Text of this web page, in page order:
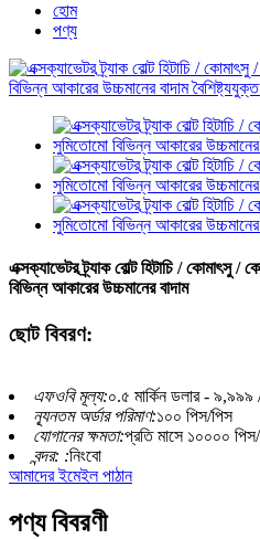
হোম
পণ্য
এক্সক্যাভেটর ট্র্যাক বোল্ট হিটাচি / কোমাৎসু
বিভিন্ন আকারের উচ্চমানের বাদাম
ছোট বিবরণ:
এফওবি মূল্য:০.৫ মার্কিন ডলার - ৯,৯৯৯
ন্যূনতম অর্ডার পরিমাণ:১০০ পিস/পিস
যোগানের ক্ষমতা:প্রতি মাসে ১০০০০
বন্দর: :নিংবো
আমাদের ইমেইল পাঠান
পণ্য বিবরণী